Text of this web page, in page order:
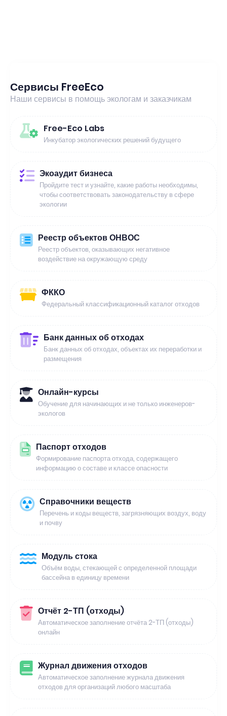
Сервисы FreeEco
Наши сервисы в помощь экологам и заказчикам
Free-Eco Labs
Инкубатор экологических решений будущего
Экоаудит бизнеса
Пройдите тест и узнайте, какие работы необходимы,
чтобы соответствовать законодательству в сфере
экологии
Реестр объектов ОНВОС
Реестр объектов, оказывающих негативное
воздействие на окружающую среду
ФККО
Федеральный классификационный каталог отходов
Банк данных об отходах
Банк данных об отходах, объектах их переработки и
размещения
Онлайн-курсы
Обучение для начинающих и не только инженеров-
экологов
Паспорт отходов
Формирование паспорта отхода, содержащего
информацию о составе и классе опасности
Справочники веществ
Перечень и коды веществ, загрязняющих воздух, воду
и почву
Модуль стока
Объём воды, стекающей с определенной площади
бассейна в единицу времени
Отчёт 2-ТП (отходы)
Автоматическое заполнение отчёта 2-ТП (отходы)
онлайн
Журнал движения отходов
Автоматическое заполнение журнала движения
отходов для организаций любого масштаба